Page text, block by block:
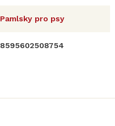
Pamlsky pro psy
8595602508754